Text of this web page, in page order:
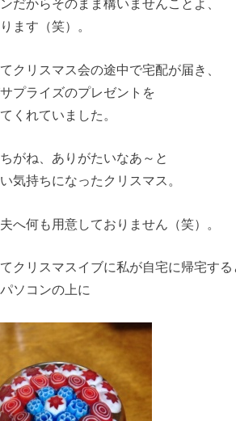
だからそのまま構いませんことよ、
ます（笑）。
クリスマス会の途中で宅配が届き、
プライズのプレゼントを
くれていました。
がね、ありがたいなあ～と
気持ちになったクリスマス。
へ何も用意しておりません（笑）。
クリスマスイブに私が自宅に帰宅する
ソコンの上に